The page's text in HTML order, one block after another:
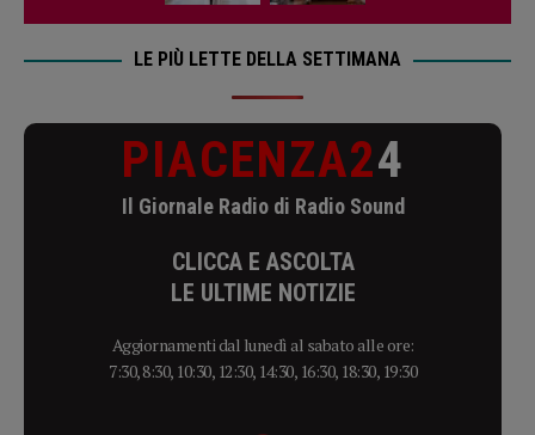
LE PIÙ LETTE DELLA SETTIMANA
PIACENZA24
Il Giornale Radio di Radio Sound
CLICCA E ASCOLTA
LE ULTIME NOTIZIE
Aggiornamenti dal lunedì al sabato alle ore:
7:30, 8:30, 10:30, 12:30, 14:30, 16:30, 18:30, 19:30